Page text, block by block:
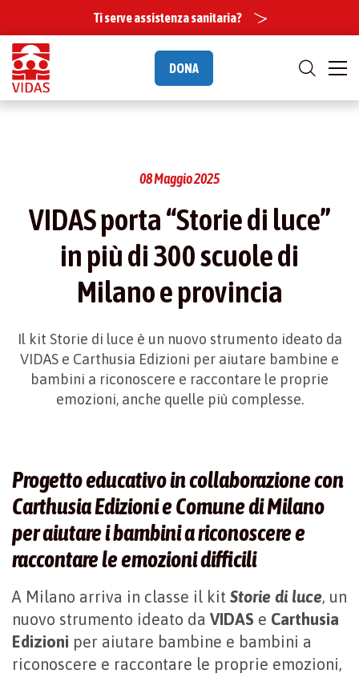
Ti serve assistenza sanitaria?
DONA
08 Maggio 2025
VIDAS porta “Storie di luce”
in più di 300 scuole di
Milano e provincia
Il kit Storie di luce è un nuovo strumento ideato da
VIDAS e Carthusia Edizioni per aiutare bambine e
bambini a riconoscere e raccontare le proprie
emozioni, anche quelle più complesse.
Progetto educativo in collaborazione con
Carthusia Edizioni e Comune di Milano
per aiutare i bambini a riconoscere e
raccontare le emozioni difficili
A Milano arriva in classe il kit Storie di luce, un
nuovo strumento ideato da VIDAS e Carthusia
Edizioni per aiutare bambine e bambini a
riconoscere e raccontare le proprie emozioni,